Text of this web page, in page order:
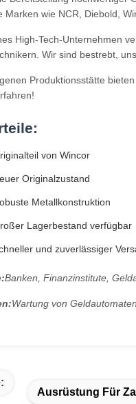
Marken wie NCR, Diebold,
High-Tech-Unternehmen
Wir sind bestrebt,
Produktionsstätte
von Wincor
Originalzustand
Metallkonstruktion
Lagerbestand verfügbar
und zuverlässiger
Banken, Finanzinstitute,
Wartung von
Ausrüstung Für